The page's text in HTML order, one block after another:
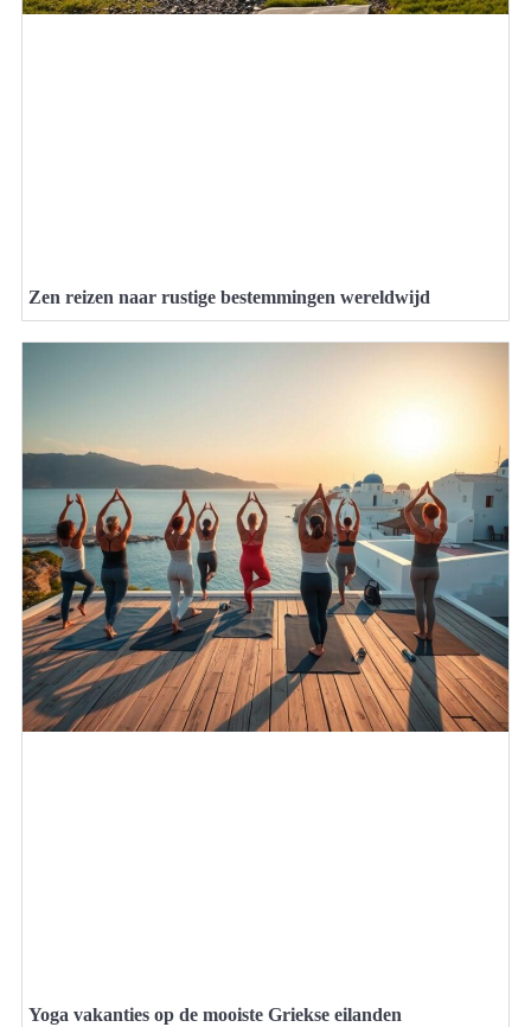
Zen reizen naar rustige bestemmingen wereldwijd
Yoga vakanties op de mooiste Griekse eilanden